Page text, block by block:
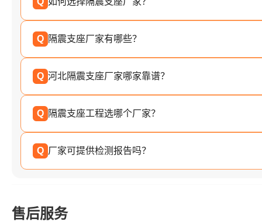
Q 隔震支座厂家有哪些？
Q 河北隔震支座厂家哪家靠谱？
Q 隔震支座工程选哪个厂家？
Q 厂家可提供检测报告吗？
售后服务